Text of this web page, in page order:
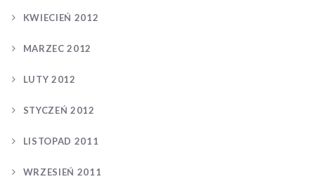
KWIECIEŃ 2012
MARZEC 2012
LUTY 2012
STYCZEŃ 2012
LISTOPAD 2011
WRZESIEŃ 2011